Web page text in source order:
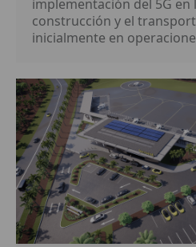
implementación del 5G en
construcción y el
inicialmente en